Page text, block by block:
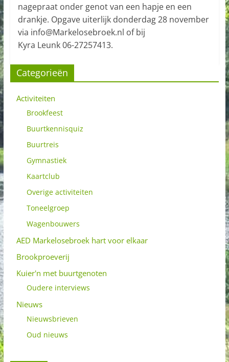
nagepraat onder genot van een hapje en een
drankje. Opgave uiterlijk donderdag 28 november
via info@Markelosebroek.nl of bij
Kyra Leunk 06-27257413.
Categorieën
Activiteiten
Brookfeest
Buurtkennisquiz
Buurtreis
Gymnastiek
Kaartclub
Overige activiteiten
Toneelgroep
Wagenbouwers
AED Markelosebroek hart voor elkaar
Brookproeverij
Kuier'n met buurtgenoten
Oudere interviews
Nieuws
Nieuwsbrieven
Oud nieuws